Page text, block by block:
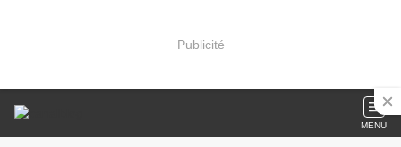
Publicité
MENU